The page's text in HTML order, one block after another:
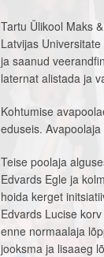
Tartu Ülikool Maks
Latvijas
ja saanud
laternat alistada ja
Kohtumise
eduseis.
Teise poolaja
Edvards Egle ja
hoida kerget
Edvards Lucise
enne normaalaja
jooksma ja lisaaeg